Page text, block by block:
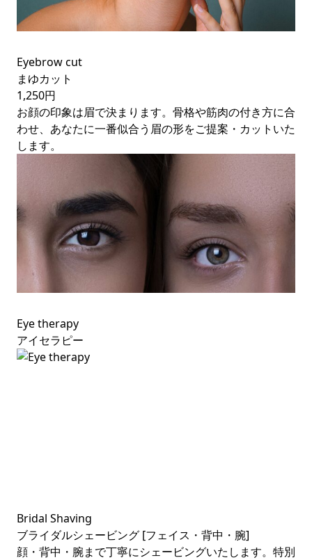
Eyebrow cut
まゆカット
1,250円
お顔の印象は眉で決まります。骨格や筋肉の付き方に合
わせ、あなたに一番似合う眉の形をご提案・カットいた
します。
Eye therapy
アイセラピー
Bridal Shaving
ブライダルシェービング [フェイス・背中・腕]
顔・背中・腕まで丁寧にシェービングいたします。特別